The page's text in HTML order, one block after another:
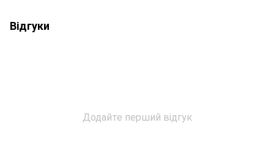
Відгуки
Додайте перший відгук